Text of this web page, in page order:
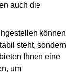
auch die
können
steht, sondern
Ihnen eine
um